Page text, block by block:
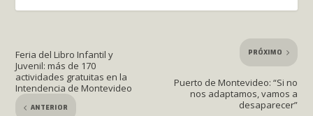
Feria del Libro Infantil y
Juvenil: más de 170
actividades gratuitas en la
Intendencia de Montevideo
ANTERIOR
PRÓXIMO
Puerto de Montevideo: “Si no
nos adaptamos, vamos a
desaparecer”